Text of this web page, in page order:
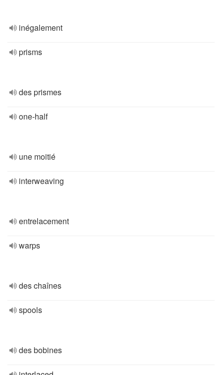
inégalement
prisms
des prismes
one-half
une moitié
interweaving
entrelacement
warps
des chaînes
spools
des bobines